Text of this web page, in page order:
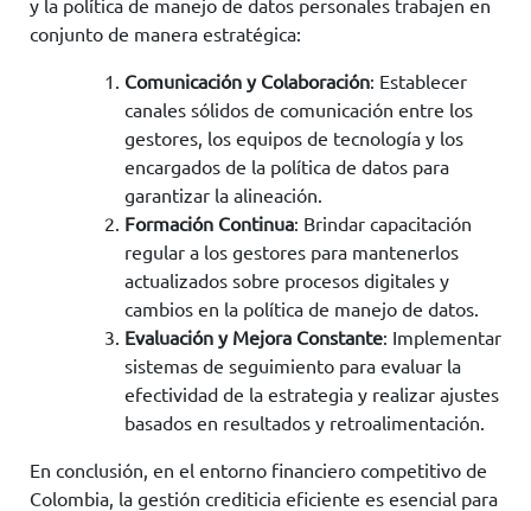
y la política de manejo de datos personales trabajen en
conjunto de manera estratégica:
Comunicación y Colaboración: Establecer
canales sólidos de comunicación entre los
gestores, los equipos de tecnología y los
encargados de la política de datos para
garantizar la alineación.
Formación Continua: Brindar capacitación
regular a los gestores para mantenerlos
actualizados sobre procesos digitales y
cambios en la política de manejo de datos.
Evaluación y Mejora Constante: Implementar
sistemas de seguimiento para evaluar la
efectividad de la estrategia y realizar ajustes
basados en resultados y retroalimentación.
En conclusión, en el entorno financiero competitivo de
Colombia, la gestión crediticia eficiente es esencial para